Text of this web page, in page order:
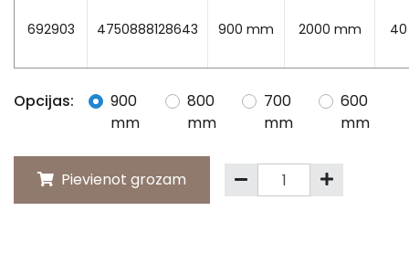
692903 4750888128643 900 mm 2000 mm
Opcijas:
900
mm
800
mm
700
mm
600
mm
Pievienot grozam